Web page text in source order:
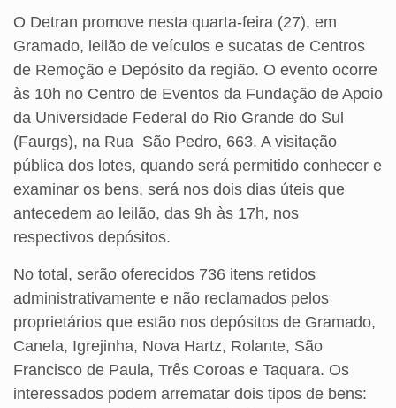
O Detran promove nesta quarta-feira (27), em
Gramado, leilão de veículos e sucatas de Centros
de Remoção e Depósito da região. O evento ocorre
às 10h no Centro de Eventos da Fundação de Apoio
da Universidade Federal do Rio Grande do Sul
(Faurgs), na Rua São Pedro, 663. A visitação
pública dos lotes, quando será permitido conhecer e
examinar os bens, será nos dois dias úteis que
antecedem ao leilão, das 9h às 17h, nos
respectivos depósitos.
No total, serão oferecidos 736 itens retidos
administrativamente e não reclamados pelos
proprietários que estão nos depósitos de Gramado,
Canela, Igrejinha, Nova Hartz, Rolante, São
Francisco de Paula, Três Coroas e Taquara. Os
interessados podem arrematar dois tipos de bens: